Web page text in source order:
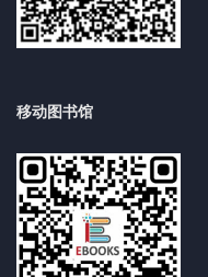
移动图书馆